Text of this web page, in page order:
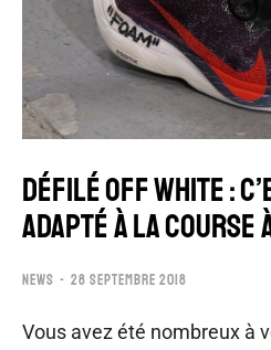
DÉFILÉ OFF WHITE :
ADAPTÉ À LA COURSE
NEWS 28 SEPTEMBRE 2018
Vous avez été nombreux à